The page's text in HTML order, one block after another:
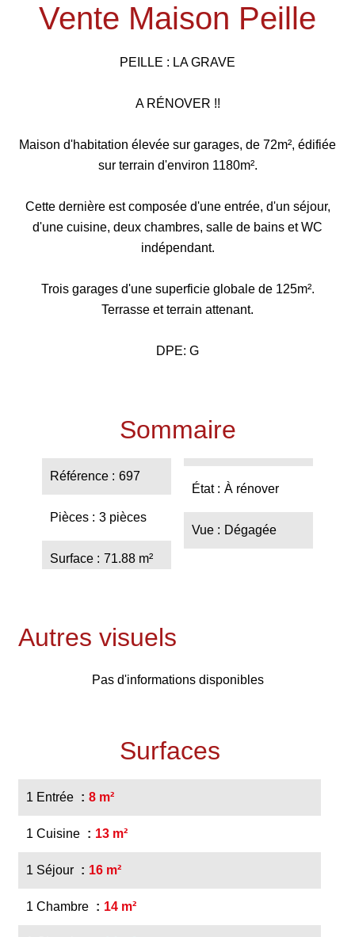
Vente Maison Peille
PEILLE : LA GRAVE
A RÉNOVER !!
Maison d'habitation élevée sur garages, de 72m², édifiée
sur terrain d'environ 1180m².
Cette dernière est composée d'une entrée, d'un séjour,
d'une cuisine, deux chambres, salle de bains et WC
indépendant.
Trois garages d'une superficie globale de 125m².
Terrasse et terrain attenant.
DPE: G
Sommaire
Référence 697
Pièces 3 pièces
Surface 71.88 m²
État À rénover
Vue Dégagée
Autres visuels
Pas d'informations disponibles
Surfaces
1 Entrée 8 m²
1 Cuisine 13 m²
1 Séjour 16 m²
1 Chambre 14 m²